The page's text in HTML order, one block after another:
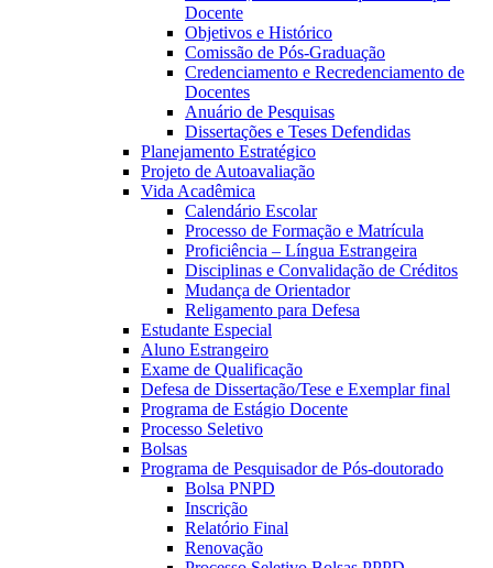
Docente
Objetivos e Histórico
Comissão de Pós-Graduação
Credenciamento e Recredenciamento de
Docentes
Anuário de Pesquisas
Dissertações e Teses Defendidas
Planejamento Estratégico
Projeto de Autoavaliação
Vida Acadêmica
Calendário Escolar
Processo de Formação e Matrícula
Proficiência – Língua Estrangeira
Disciplinas e Convalidação de Créditos
Mudança de Orientador
Religamento para Defesa
Estudante Especial
Aluno Estrangeiro
Exame de Qualificação
Defesa de Dissertação/Tese e Exemplar final
Programa de Estágio Docente
Processo Seletivo
Bolsas
Programa de Pesquisador de Pós-doutorado
Bolsa PNPD
Inscrição
Relatório Final
Renovação